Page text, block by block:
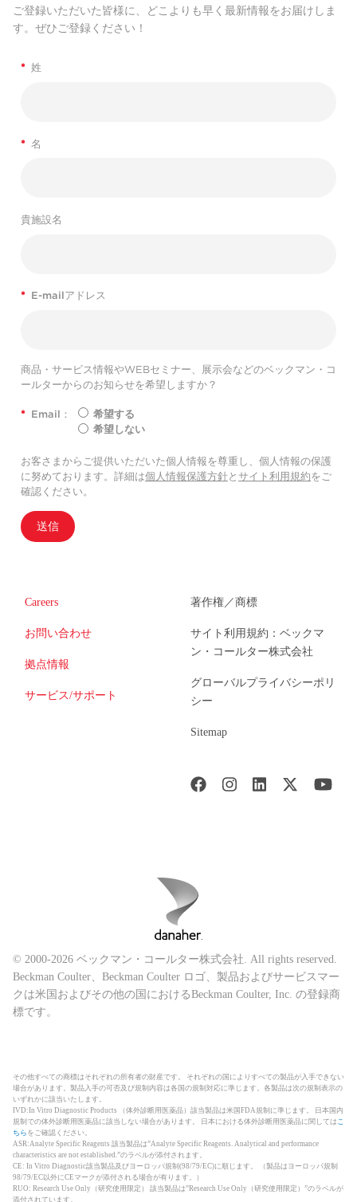
ご登録いただいた皆様に、どこよりも早く最新情報をお届けしま
す。ぜひご登録ください！
* 姓
* 名
貴施設名
* E-mailアドレス
商品・サービス情報やWEBセミナー、展示会などのベックマン・コ
ールターからのお知らせを希望しますか？
* Email：
希望する
希望しない
お客さまからご提供いただいた個人情報を尊重し、個人情報の保護
に努めております。詳細は個人情報保護方針と サイト利用規約をご
確認ください。
送信
Careers
お問い合わせ
拠点情報
サービス/サポート
著作権／商標
サイト利用規約：ベックマ
ン・コールター株式会社
グローバルプライバシーポリ
シー
Sitemap
© 2000-2026 ベックマン・コールター株式会社. All rights reserved.
Beckman Coulter、Beckman Coulter ロゴ、製品およびサービスマー
クは米国およびその他の国におけるBeckman Coulter, Inc. の登録商
標です。
その他すべての商標はそれぞれの所有者の財産です。 それぞれの国によりすべての製品が入手できない
場合があります。製品入手の可否及び規制内容は各国の規制対応に準じます。各製品は次の規制表示の
いずれかに該当いたします。
IVD:In Vitro Diagnostic Products （体外診断用医薬品）該当製品は米国FDA規制に準じます。 日本国内
規制での体外診断用医薬品に該当しない場合があります。 日本における体外診断用医薬品に関しては こ
ちら をご確認ください。
ASR:Analyte Specific Reagents 該当製品は”Analyte Specific Reagents. Analytical and performance
characteristics are not established.”のラベルが添付されます。
CE: In Vitro Diagnostic該当製品及びヨーロッパ規制(98/79/EC)に順じます。 （製品はヨーロッパ規制
98/79/EC以外にCEマークが添付される場合が有ります。）
RUO: Research Use Only（研究使用限定） 該当製品は”Research Use Only（研究使用限定）”のラベルが
添付されています。